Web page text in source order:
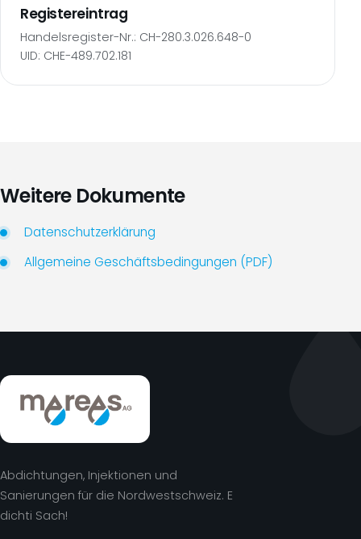
Registereintrag
Handelsregister-Nr.: CH-280.3.026.648-0
UID: CHE-489.702.181
Weitere Dokumente
Datenschutzerklärung
Allgemeine Geschäftsbedingungen (PDF)
Abdichtungen, Injektionen und
Sanierungen für die Nordwestschweiz. E
dichti Sach!